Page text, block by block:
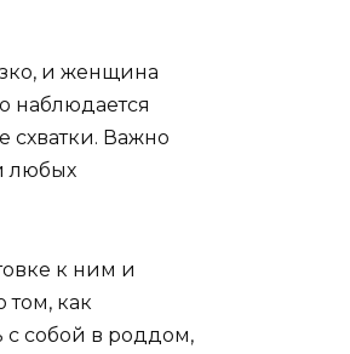
и женщина
наблюдается
схватки. Важно
любых
к ним и
том, как
с собой в роддом,